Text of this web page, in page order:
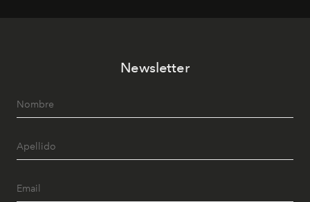
Newsletter